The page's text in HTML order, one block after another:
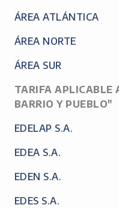
ÁREA ATLÁNTICA
ÁREA NORTE
ÁREA SUR
TARIFA APLICABLE
BARRIO Y PUEBLO"
EDELAP S.A.
EDEA S.A.
EDEN S.A.
EDES S.A.